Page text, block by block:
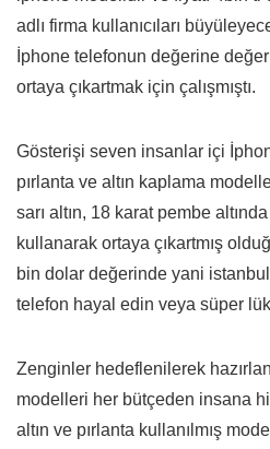
adlı firma kullanıcıları
İphone telefonun değerine değer
ortaya çıkartmak için çalışmıştı.
Gösterişi seven insanlar içi
pırlanta ve altın kaplama
sarı altın, 18 karat pembe
kullanarak ortaya çıkartmış
bin dolar değerinde yani
telefon hayal edin veya süper
Zenginler hedeflenilerek
modelleri her bütçeden insana
altın ve pırlanta kullanılmış